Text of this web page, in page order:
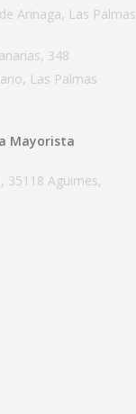
Arinaga, Las Palmas
348
Las Palmas
Mayorista
35118 Agüimes,